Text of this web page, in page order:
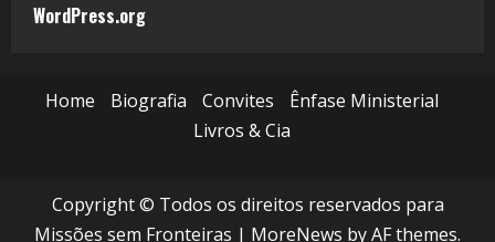
WordPress.org
Home Biografia Convites
Ênfase Ministerial
Livros & Cia
Copyright © Todos os direitos reservados para
Missões sem Fronteiras | MoreNews by AF themes.